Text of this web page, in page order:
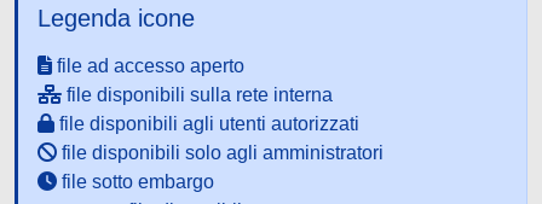
Legenda icone
file ad accesso aperto
file disponibili sulla rete interna
file disponibili agli utenti autorizzati
file disponibili solo agli amministratori
file sotto embargo